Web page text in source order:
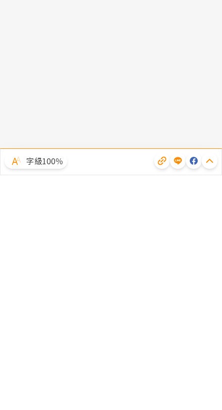
字級100％